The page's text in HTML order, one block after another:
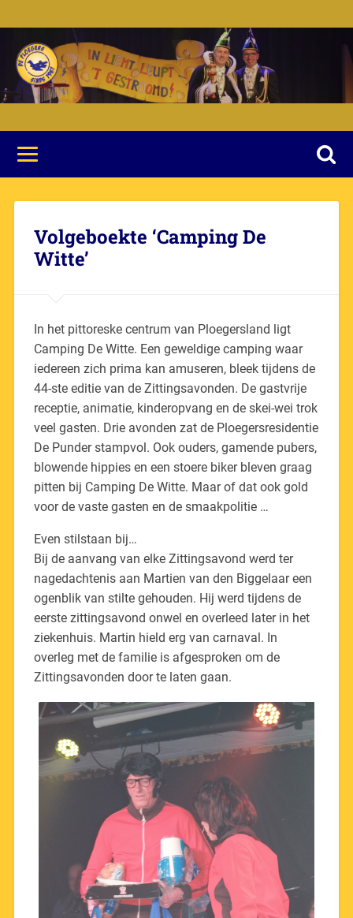
Volgeboekte ‘Camping De
Witte’
In het pittoreske centrum van Ploegersland ligt
Camping De Witte. Een geweldige camping waar
iedereen zich prima kan amuseren, bleek tijdens de
44-ste editie van de Zittingsavonden. De gastvrije
receptie, animatie, kinderopvang en de skei-wei trok
veel gasten. Drie avonden zat de Ploegersresidentie
De Punder stampvol. Ook ouders, gamende pubers,
blowende hippies en een stoere biker bleven graag
pitten bij Camping De Witte. Maar of dat ook gold
voor de vaste gasten en de smaakpolitie …
Even stilstaan bij…
Bij de aanvang van elke Zittingsavond werd ter
nagedachtenis aan Martien van den Biggelaar een
ogenblik van stilte gehouden. Hij werd tijdens de
eerste zittingsavond onwel en overleed later in het
ziekenhuis. Martin hield erg van carnaval. In
overleg met de familie is afgesproken om de
Zittingsavonden door te laten gaan.